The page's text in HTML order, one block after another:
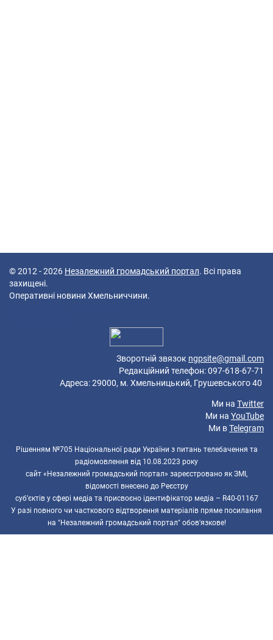
© 2012 - 2026 Незалежний громадський портал. Всі права
захищені.
Оперативні новини Хмельниччини.
Зворотній звязок ngpsite@gmail.com
Редакційний телефон: 097-618-67-71
Адреса: 29000, м. Хмельницький, Грушевського 40
Ми на Twitter
Ми на YouTube
Ми вTelegram
Рішенням №705 Національної ради України з питань телебачення та
радіомовлення від 10.08.2023 року
сайт «Незалежний громадський портал» зареєстровано як ЗМІ,
відомості внесено до Реєстру
суб’єктів у сфері медіа та присвоєно ідентифікатор медіа – R40-01167
У разі повного чи часткового відтворення матеріалів пряме посилання
на "Незалежний громадський портал" обов'язкове!